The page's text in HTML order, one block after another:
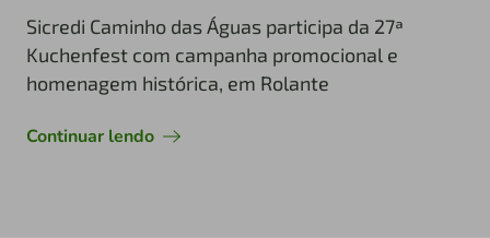
Sicredi Caminho das Águas participa da 27ª
Kuchenfest com campanha promocional e
homenagem histórica, em Rolante
Continuar lendo